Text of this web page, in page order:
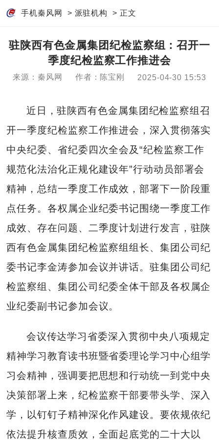
手机秦风网 > 派驻机构 > 正文
驻陕西有色金属集团纪检监察组：召开一
季度纪检监察工作推进会
来源：秦风网 作者：陈宝刚 2025-04-30 15:53
近日，驻陕西有色金属集团纪检监察组召
开一季度纪检监察工作推进会，深入贯彻落实
中央纪委、省纪委四次全会及“纪检监察工作
规范化法治化正规化建设年”行动动员部署会
精神，总结一季度工作成效，部署下一阶段重
点任务。各权属企业纪委书记围绕一季度工作
成效、存在问题、二季度计划进行发言，驻陕
西有色金属集团纪检监察组组长、集团公司纪
委书记李金涛参加会议并讲话。驻集团公司纪
检监察组、集团公司纪委全体干部及各权属企
业纪委副书记参加会议。
会议传达学习省委深入贯彻中央八项规定
精神学习教育读书班暨省委理论学习中心组学
习会精神，强调要把思想和行动统一到党中央
决策部署上来，纪检监察干部要带头学、深入
学，以钉钉子精神深化作风建设。要依规依纪
依法提升核查质效，全面起底党的二十大以